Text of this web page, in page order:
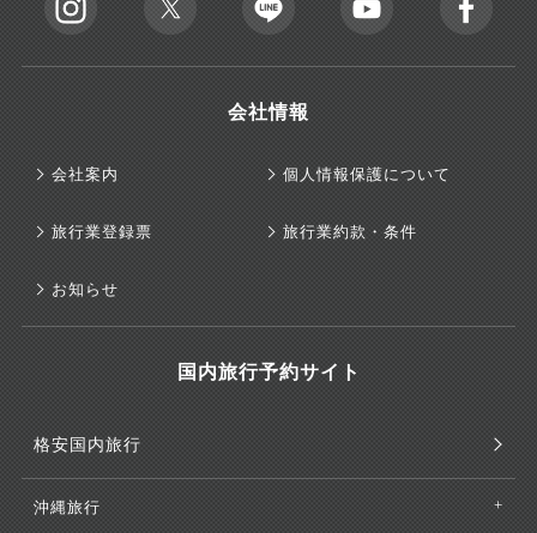
会社情報
会社案内 個人情報保護について
旅行業登録票 旅行業約款・条件
お知らせ
国内旅行予約サイト
格安国内旅行
沖縄旅行